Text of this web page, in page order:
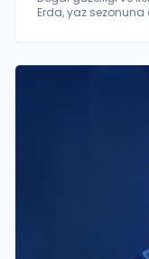
Erda, yaz